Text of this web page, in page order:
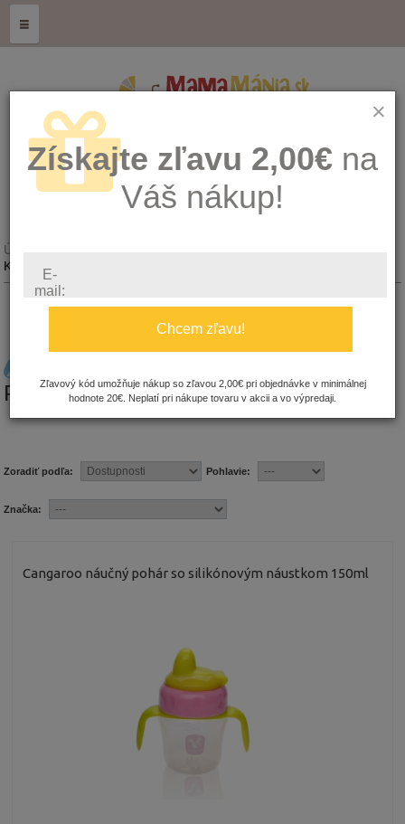
≡
Úvod
Kojenecké fľaše a poháre
KOJENECKÉ FĽAŠE A
POHÁRE
Zoradiť podľa: Pohlavie:
Značka:
Cangaroo náučný pohár so silikónovým náustkom 150ml
×
Získajte zľavu 2,00€ na
Váš nákup!
E-
mail:
Chcem zľavu!
Zľavový kód umožňuje nákup so zľavou 2,00€ pri objednávke v minimálnej
hodnote 20€. Neplatí pri nákupe tovaru v akcii a vo výpredaji.